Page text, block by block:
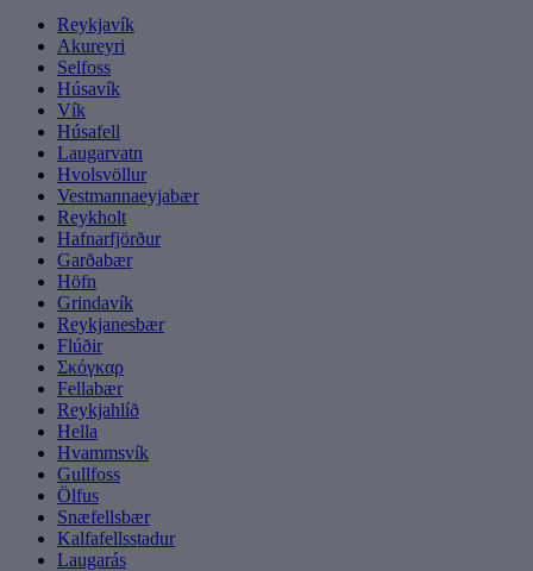
Reykjavík
Akureyri
Selfoss
Húsavík
Vík
Húsafell
Laugarvatn
Hvolsvöllur
Vestmannaeyjabær
Reykholt
Hafnarfjörður
Garðabær
Höfn
Grindavík
Reykjanesbær
Flúðir
Σκόγκαρ
Fellabær
Reykjahlíð
Hella
Hvammsvík
Gullfoss
Ölfus
Snæfellsbær
Kalfafellsstadur
Laugarás